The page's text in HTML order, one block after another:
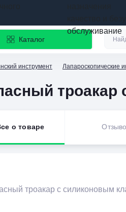
обслуживание
Каталог
инструмент Лапароскопические
о товаре